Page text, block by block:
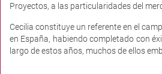
Proyectos, a las particularidades del
Cecilia constituye un referente en el
en España, habiendo completado con
largo de estos años, muchos de ellos